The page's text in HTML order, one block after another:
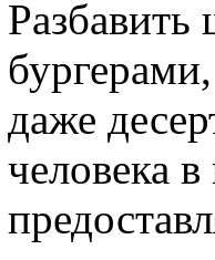
даже
человека